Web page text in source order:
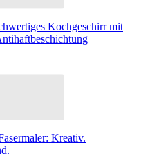
Kochgeschirr mit
Kreativ.